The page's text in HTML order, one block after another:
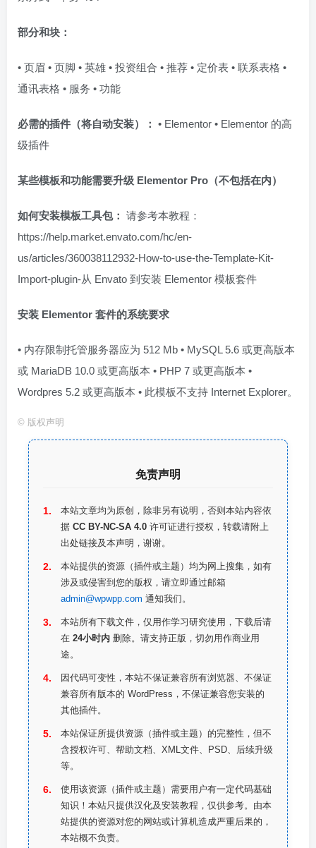
部分和块：
• 页眉 • 页脚 • 英雄 • 投资组合 • 推荐 • 定价表 • 联系表格 •
通讯表格 • 服务 • 功能
必需的插件（将自动安装）： • Elementor • Elementor 的高
级插件
某些模板和功能需要升级 Elementor Pro（不包括在内）
如何安装模板工具包： 请参考本教程：
https://help.market.envato.com/hc/en-
us/articles/360038112932-How-to-use-the-Template-Kit-
Import-plugin-从 Envato 到安装 Elementor 模板套件
安装 Elementor 套件的系统要求
• 内存限制托管服务器应为 512 Mb • MySQL 5.6 或更高版本
或 MariaDB 10.0 或更高版本 • PHP 7 或更高版本 •
Wordpres 5.2 或更高版本 • 此模板不支持 Internet Explorer。
© 版权声明
免责声明
本站文章均为原创，除非另有说明，否则本站内容依
据 CC BY-NC-SA 4.0 许可证进行授权，转载请附上
出处链接及本声明，谢谢。
本站提供的资源（插件或主题）均为网上搜集，如有
涉及或侵害到您的版权，请立即通过邮箱
admin@wpwpp.com 通知我们。
本站所有下载文件，仅用作学习研究使用，下载后请
在 24小时内 删除。请支持正版，切勿用作商业用
途。
因代码可变性，本站不保证兼容所有浏览器、不保证
兼容所有版本的 WordPress，不保证兼容您安装的
其他插件。
本站保证所提供资源（插件或主题）的完整性，但不
含授权许可、帮助文档、XML文件、PSD、后续升级
等。
使用该资源（插件或主题）需要用户有一定代码基础
知识！本站只提供汉化及安装教程，仅供参考。由本
站提供的资源对您的网站或计算机造成严重后果的，
本站概不负责。